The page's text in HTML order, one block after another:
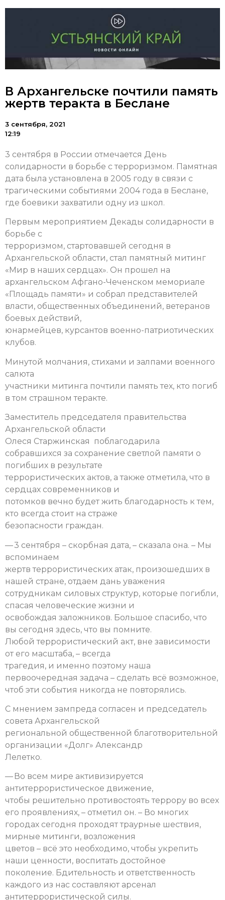
В Архангельске почтили память
жертв теракта в Беслане
3 сентября, 2021
12:19
3 сентября в России отмечается День
солидарности в борьбе с терроризмом. Памятная
дата была установлена в 2005 году в связи с
трагическими событиями 2004 года в Беслане,
где боевики захватили одну из школ.
Первым мероприятием Декады солидарности в
борьбе с
терроризмом, стартовавшей сегодня в
Архангельской области, стал памятный митинг
«Мир в наших сердцах». Он прошел на
архангельском Афгано-Чеченском мемориале
«Площадь памяти» и собрал представителей
власти, общественных объединений, ветеранов
боевых действий,
юнармейцев, курсантов военно-патриотических
клубов.
Минутой молчания, стихами и залпами военного
салюта
участники митинга почтили память тех, кто погиб
в том страшном теракте.
Заместитель председателя правительства
Архангельской области
Олеся Старжинская поблагодарила
собравшихся за сохранение светлой памяти о
погибших в результате
террористических актов, а также отметила, что в
сердцах современников и
потомков вечно будет жить благодарность к тем,
кто всегда стоит на страже
безопасности граждан.
— 3 сентября – скорбная дата, – сказала она. – Мы
вспоминаем
жертв террористических атак, произошедших в
нашей стране, отдаем дань уважения
сотрудникам силовых структур, которые погибли,
спасая человеческие жизни и
освобождая заложников. Большое спасибо, что
вы сегодня здесь, что вы помните.
Любой террористический акт, вне зависимости
от его масштаба, – всегда
трагедия, и именно поэтому наша
первоочередная задача – сделать всё возможное,
чтоб эти события никогда не повторялись.
С мнением зампреда согласен и председатель
совета Архангельской
региональной общественной благотворительной
организации «Долг» Александр
Лелетко.
— Во всем мире активизируется
антитеррористическое движение,
чтобы решительно противостоять террору во всех
его проявлениях, – отметил он. – Во многих
городах сегодня проходят траурные шествия,
мирные митинги, возложения
цветов – всё это необходимо, чтобы укрепить
наши ценности, воспитать достойное
поколение. Бдительность и ответственность
каждого из нас составляют арсенал
антитеррористической силы.